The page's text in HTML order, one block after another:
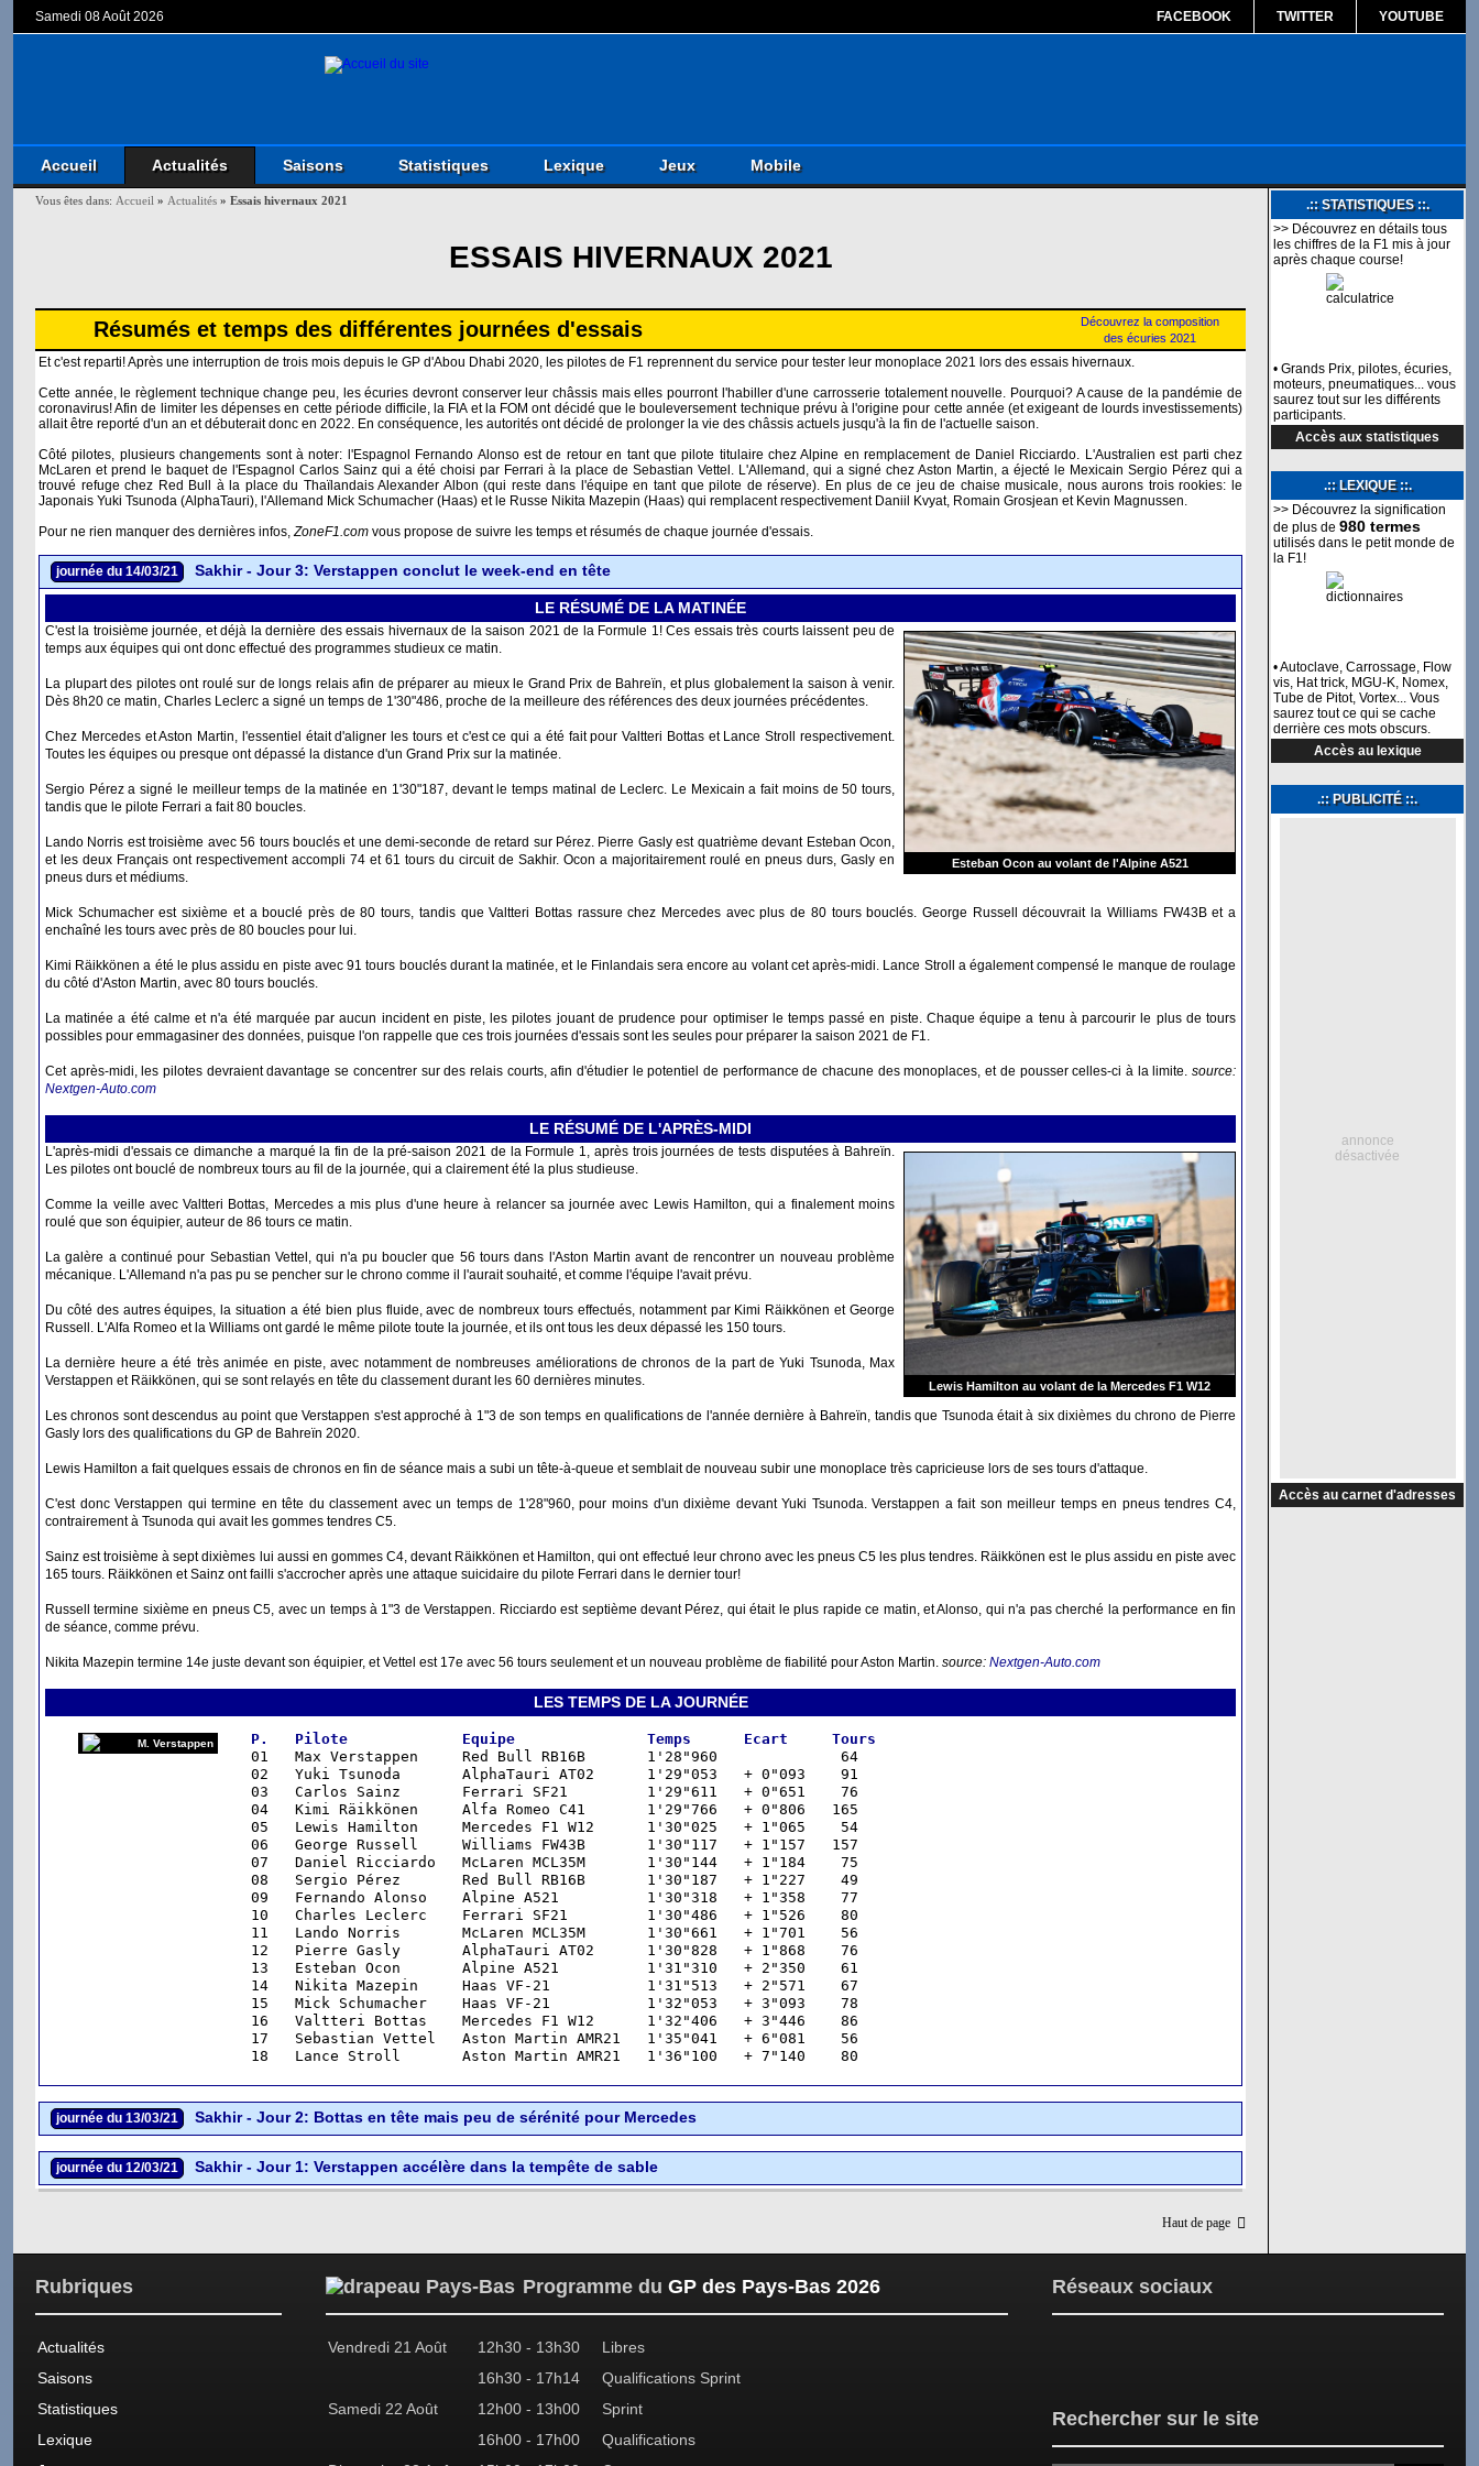
Samedi 08 Août 2026 FACEBOOK TWITTER YOUTUBE
Accueil Actualités Saisons Statistiques Lexique Jeux Mobile
Vous êtes dans: Accueil » Actualités » Essais hivernaux 2021
ESSAIS HIVERNAUX 2021
Résumés et temps des différentes journées d'essais
Découvrez la composition
des écuries 2021
Et c'est reparti! Après une interruption de trois mois depuis le GP d'Abou Dhabi 2020, les pilotes de F1 reprennent du service pour tester leur monoplace 2021 lors des essais hivernaux.
Cette année, le règlement technique change peu, les écuries devront conserver leur châssis mais elles pourront l'habiller d'une carrosserie totalement nouvelle. Pourquoi? A cause de la pandémie de
coronavirus! Afin de limiter les dépenses en cette période difficile, la FIA et la FOM ont décidé que le bouleversement technique prévu à l'origine pour cette année (et exigeant de lourds investissements)
allait être reporté d'un an et débuterait donc en 2022. En conséquence, les autorités ont décidé de prolonger la vie des châssis actuels jusqu'à la fin de l'actuelle saison.
Côté pilotes, plusieurs changements sont à noter: l'Espagnol Fernando Alonso est de retour en tant que pilote titulaire chez Alpine en remplacement de Daniel Ricciardo. L'Australien est parti chez
McLaren et prend le baquet de l'Espagnol Carlos Sainz qui a été choisi par Ferrari à la place de Sebastian Vettel. L'Allemand, qui a signé chez Aston Martin, a éjecté le Mexicain Sergio Pérez qui a
trouvé refuge chez Red Bull à la place du Thaïlandais Alexander Albon (qui reste dans l'équipe en tant que pilote de réserve). En plus de ce jeu de chaise musicale, nous aurons trois rookies: le
Japonais Yuki Tsunoda (AlphaTauri), l'Allemand Mick Schumacher (Haas) et le Russe Nikita Mazepin (Haas) qui remplacent respectivement Daniil Kvyat, Romain Grosjean et Kevin Magnussen.
Pour ne rien manquer des dernières infos,ZoneF1.com vous propose de suivre les temps et résumés de chaque journée d'essais.
journée du 14/03/21 Sakhir - Jour 3: Verstappen conclut le week-end en tête
LE RÉSUMÉ DE LA MATINÉE
Esteban Ocon au volant de l'Alpine A521
C'est la troisième journée, et déjà la dernière des essais hivernaux de la saison 2021 de la Formule 1! Ces essais très courts laissent peu de
temps aux équipes qui ont donc effectué des programmes studieux ce matin.
La plupart des pilotes ont roulé sur de longs relais afin de préparer au mieux le Grand Prix de Bahreïn, et plus globalement la saison à venir.
Dès 8h20 ce matin, Charles Leclerc a signé un temps de 1'30"486, proche de la meilleure des références des deux journées précédentes.
Chez Mercedes et Aston Martin, l'essentiel était d'aligner les tours et c'est ce qui a été fait pour Valtteri Bottas et Lance Stroll respectivement.
Toutes les équipes ou presque ont dépassé la distance d'un Grand Prix sur la matinée.
Sergio Pérez a signé le meilleur temps de la matinée en 1'30"187, devant le temps matinal de Leclerc. Le Mexicain a fait moins de 50 tours,
tandis que le pilote Ferrari a fait 80 boucles.
Lando Norris est troisième avec 56 tours bouclés et une demi-seconde de retard sur Pérez. Pierre Gasly est quatrième devant Esteban Ocon,
et les deux Français ont respectivement accompli 74 et 61 tours du circuit de Sakhir. Ocon a majoritairement roulé en pneus durs, Gasly en
pneus durs et médiums.
Mick Schumacher est sixième et a bouclé près de 80 tours, tandis que Valtteri Bottas rassure chez Mercedes avec plus de 80 tours bouclés. George Russell découvrait la Williams FW43B et a
enchaîné les tours avec près de 80 boucles pour lui.
Kimi Räikkönen a été le plus assidu en piste avec 91 tours bouclés durant la matinée, et le Finlandais sera encore au volant cet après-midi. Lance Stroll a également compensé le manque de roulage
du côté d'Aston Martin, avec 80 tours bouclés.
La matinée a été calme et n'a été marquée par aucun incident en piste, les pilotes jouant de prudence pour optimiser le temps passé en piste. Chaque équipe a tenu à parcourir le plus de tours
possibles pour emmagasiner des données, puisque l'on rappelle que ces trois journées d'essais sont les seules pour préparer la saison 2021 de F1.
Cet après-midi, les pilotes devraient davantage se concentrer sur des relais courts, afin d'étudier le potentiel de performance de chacune des monoplaces, et de pousser celles-ci à la limite. source:
Nextgen-Auto.com
LE RÉSUMÉ DE L'APRÈS-MIDI
Lewis Hamilton au volant de la Mercedes F1 W12
L'après-midi d'essais ce dimanche a marqué la fin de la pré-saison 2021 de la Formule 1, après trois journées de tests disputées à Bahreïn.
Les pilotes ont bouclé de nombreux tours au fil de la journée, qui a clairement été la plus studieuse.
Comme la veille avec Valtteri Bottas, Mercedes a mis plus d'une heure à relancer sa journée avec Lewis Hamilton, qui a finalement moins
roulé que son équipier, auteur de 86 tours ce matin.
La galère a continué pour Sebastian Vettel, qui n'a pu boucler que 56 tours dans l'Aston Martin avant de rencontrer un nouveau problème
mécanique. L'Allemand n'a pas pu se pencher sur le chrono comme il l'aurait souhaité, et comme l'équipe l'avait prévu.
Du côté des autres équipes, la situation a été bien plus fluide, avec de nombreux tours effectués, notamment par Kimi Räikkönen et George
Russell. L'Alfa Romeo et la Williams ont gardé le même pilote toute la journée, et ils ont tous les deux dépassé les 150 tours.
La dernière heure a été très animée en piste, avec notamment de nombreuses améliorations de chronos de la part de Yuki Tsunoda, Max
Verstappen et Räikkönen, qui se sont relayés en tête du classement durant les 60 dernières minutes.
Les chronos sont descendus au point que Verstappen s'est approché à 1"3 de son temps en qualifications de l'année dernière à Bahreïn, tandis que Tsunoda était à six dixièmes du chrono de Pierre
Gasly lors des qualifications du GP de Bahreïn 2020.
Lewis Hamilton a fait quelques essais de chronos en fin de séance mais a subi un tête-à-queue et semblait de nouveau subir une monoplace très capricieuse lors de ses tours d'attaque.
C'est donc Verstappen qui termine en tête du classement avec un temps de 1'28"960, pour moins d'un dixième devant Yuki Tsunoda. Verstappen a fait son meilleur temps en pneus tendres C4,
contrairement à Tsunoda qui avait les gommes tendres C5.
Sainz est troisième à sept dixièmes lui aussi en gommes C4, devant Räikkönen et Hamilton, qui ont effectué leur chrono avec les pneus C5 les plus tendres. Räikkönen est le plus assidu en piste avec
165 tours. Räikkönen et Sainz ont failli s'accrocher après une attaque suicidaire du pilote Ferrari dans le dernier tour!
Russell termine sixième en pneus C5, avec un temps à 1"3 de Verstappen. Ricciardo est septième devant Pérez, qui était le plus rapide ce matin, et Alonso, qui n'a pas cherché la performance en fin
de séance, comme prévu.
Nikita Mazepin termine 14e juste devant son équipier, et Vettel est 17e avec 56 tours seulement et un nouveau problème de fiabilité pour Aston Martin. source: Nextgen-Auto.com
LES TEMPS DE LA JOURNÉE
M. Verstappen
P.   Pilote             Equipe               Temps      Ecart     Tours
01   Max Verstappen     Red Bull RB16B       1'28"960              64
02   Yuki Tsunoda       AlphaTauri AT02      1'29"053   + 0"093    91
03   Carlos Sainz       Ferrari SF21         1'29"611   + 0"651    76
04   Kimi Räikkönen     Alfa Romeo C41       1'29"766   + 0"806   165
05   Lewis Hamilton     Mercedes F1 W12      1'30"025   + 1"065    54
06   George Russell     Williams FW43B       1'30"117   + 1"157   157
07   Daniel Ricciardo   McLaren MCL35M       1'30"144   + 1"184    75
08   Sergio Pérez       Red Bull RB16B       1'30"187   + 1"227    49
09   Fernando Alonso    Alpine A521          1'30"318   + 1"358    77
10   Charles Leclerc    Ferrari SF21         1'30"486   + 1"526    80
11   Lando Norris       McLaren MCL35M       1'30"661   + 1"701    56
12   Pierre Gasly       AlphaTauri AT02      1'30"828   + 1"868    76
13   Esteban Ocon       Alpine A521          1'31"310   + 2"350    61
14   Nikita Mazepin     Haas VF-21           1'31"513   + 2"571    67
15   Mick Schumacher    Haas VF-21           1'32"053   + 3"093    78
16   Valtteri Bottas    Mercedes F1 W12      1'32"406   + 3"446    86
17   Sebastian Vettel   Aston Martin AMR21   1'35"041   + 6"081    56
18   Lance Stroll       Aston Martin AMR21   1'36"100   + 7"140    80
journée du 13/03/21 Sakhir - Jour 2: Bottas en tête mais peu de sérénité pour Mercedes
journée du 12/03/21 Sakhir - Jour 1: Verstappen accélère dans la tempête de sable
Haut de page
.:: STATISTIQUES ::.
>> Découvrez en détails tous
les chiffres de la F1 mis à jour
après chaque course!
• Grands Prix, pilotes, écuries,
moteurs, pneumatiques... vous
saurez tout sur les différents
participants.
Accès aux statistiques
.:: LEXIQUE ::.
>> Découvrez la signification
de plus de 980 termes
utilisés dans le petit monde de
la F1!
• Autoclave, Carrossage, Flow
vis, Hat trick, MGU-K, Nomex,
Tube de Pitot, Vortex... Vous
saurez tout ce qui se cache
derrière ces mots obscurs.
Accès au lexique
.:: PUBLICITÉ ::.
annonce
désactivée
Accès au carnet d'adresses
Rubriques
Actualités
Saisons
Statistiques
Lexique
Programme du GP des Pays-Bas 2026
Vendredi 21 Août 12h30 - 13h30
Libres
16h30 - 17h14
Qualifications Sprint
Samedi 22 Août
12h00 - 13h00
Sprint
16h00 - 17h00
Qualifications
Réseaux sociaux
Rechercher sur le site